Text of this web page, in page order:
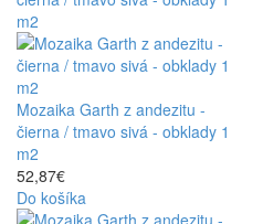
Mozaika Garth z andezitu -
čierna / tmavo sivá - obklady 1
m2
52,87€
Do košíka